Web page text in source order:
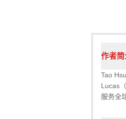
作者
Tao
Lucas
服务全